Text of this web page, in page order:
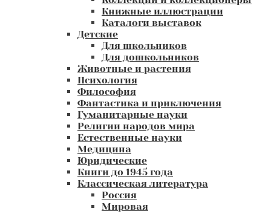
Книжные иллюстрации
Каталоги выставок
Детские
Для школьников
Для дошкольников
Животные и растения
Психология
Философия
Фантастика и приключения
Гуманитарные науки
Религии народов мира
Естественные науки
Медицина
Юридические
Книги до 1945 года
Классическая литература
Россия
Мировая